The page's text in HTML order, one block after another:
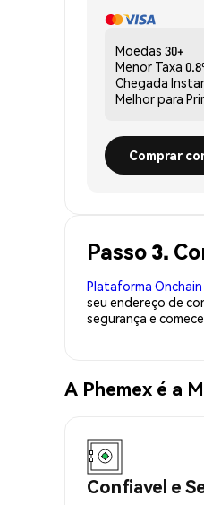
Moedas 30+
Menor Taxa
Chegada
Melhor para
Comprar
Passo 3.
Plataforma
seu endereço de
segurança e
A Phemex é a
Confiavel e